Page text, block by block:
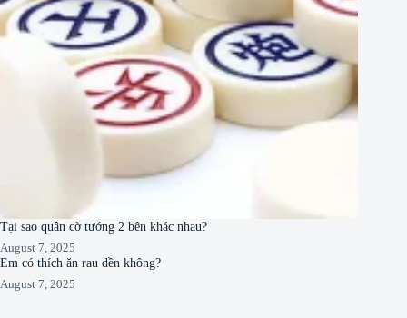
Tại sao quân cờ tướng 2 bên khác nhau?
August 7, 2025
Em có thích ăn rau dền không?
August 7, 2025